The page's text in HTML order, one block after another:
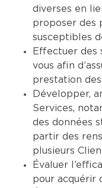
diverses en
proposer des
susceptibles
Effectuer des
vous afin
prestation
Développer,
Services,
des données
partir des
plusieurs
Évaluer
pour acquérir